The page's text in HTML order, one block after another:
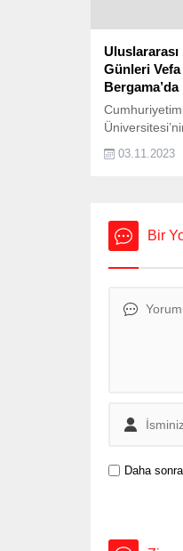
Günleri
Bergama’da
“Uluslararası
Günleri Vefa
farklı
ilkler şehri
03.11.2023
Bir
Daha